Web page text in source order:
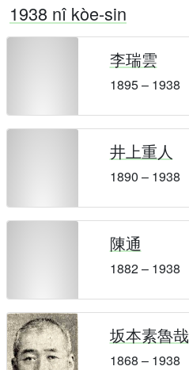
1938 nî kòe-sin
李瑞雲
1895 – 1938
井上重人
1890 – 1938
陳通
1882 – 1938
坂本素魯哉
1868 – 1938